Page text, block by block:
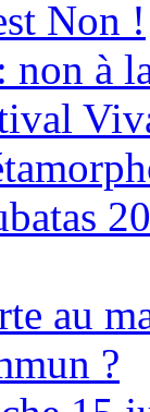
Non !
non à
au
?